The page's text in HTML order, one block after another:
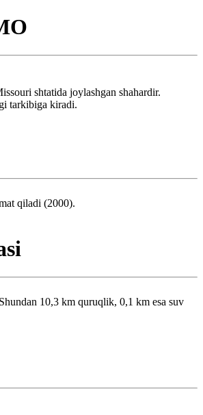
shtatida joylashgan shahardir.
tarkibiga kiradi.
qiladi (2000).
10,3 km quruqlik, 0,1 km esa suv